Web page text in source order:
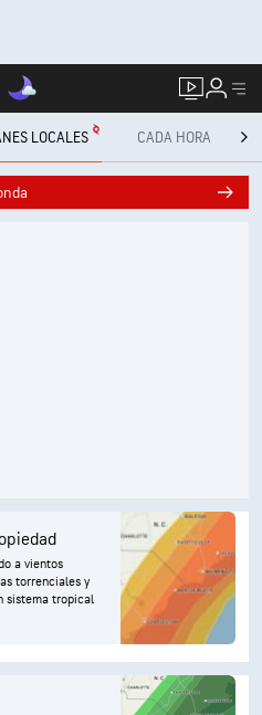
LOCALES CADA HORA
a vientos
torrenciales y
sistema tropical